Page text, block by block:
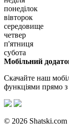
понеділок
вівторок
середовище
четвер
п'ятниця
субота
Мобільний
Скачайте наш
функціями прямо
© 2026